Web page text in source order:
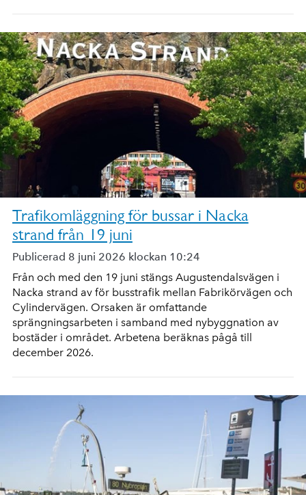
Trafikomläggning för bussar i Nacka
strand från 19 juni
Publicerad 8 juni 2026 klockan 10:24
Från och med den 19 juni stängs Augustendalsvägen i
Nacka strand av för busstrafik mellan Fabrikörvägen och
Cylindervägen. Orsaken är omfattande
sprängningsarbeten i samband med nybyggnation av
bostäder i området. Arbetena beräknas pågå till
december 2026.